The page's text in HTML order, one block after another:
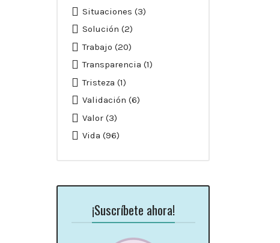
Situaciones (3)
Solución (2)
Trabajo (20)
Transparencia (1)
Tristeza (1)
Validación (6)
Valor(3)
Vida (96)
¡Suscríbete ahora!